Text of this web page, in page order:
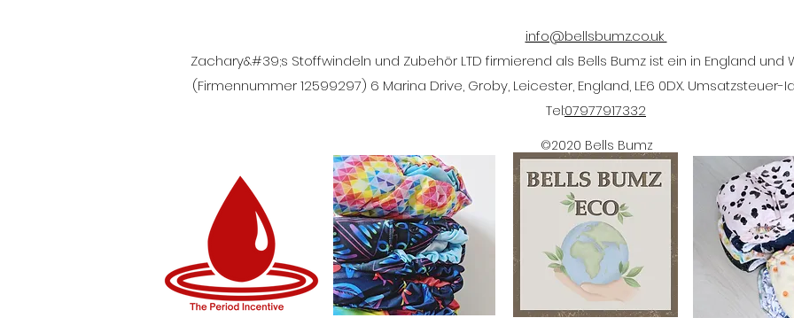
info@bellsbumz.co.uk
Zachary&#39;s Stoffwindeln und Zubehör LTD firmierend als Bells Bumz ist ein in England
(Firmennummer 12599297) 6 Marina Drive, Groby, Leicester, England, LE6 0DX. Umsatzsteuer-
Tel:07977917332
©2020 Bells Bumz